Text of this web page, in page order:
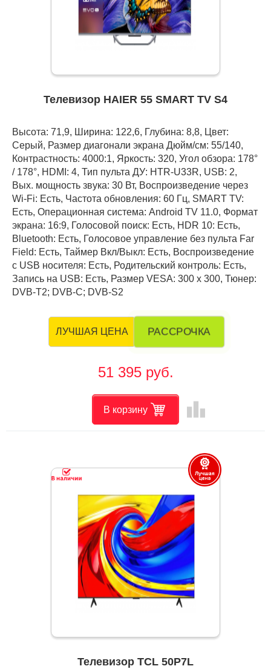
Телевизор HAIER 55 SMART TV S4
Высота: 71,9, Ширина: 122,6, Глубина: 8,8, Цвет:
Серый, Размер диагонали экрана Дюйм/см: 55/140,
Контрастность: 4000:1, Яркость: 320, Угол обзора: 178°
/ 178°, HDMI: 4, Тип пульта ДУ: HTR-U33R, USB: 2,
Вых. мощность звука: 30 Вт, Воспроизведение через
Wi-Fi: Есть, Частота обновления: 60 Гц, SMART TV:
Есть, Операционная система: Android TV 11.0, Формат
экрана: 16:9, Голосовой поиск: Есть, HDR 10: Есть,
Bluetooth: Есть, Голосовое управление без пульта Far
Field: Есть, Таймер Вкл/Выкл: Есть, Воспроизведение
с USB носителя: Есть, Родительский контроль: Есть,
Запись на USB: Есть, Размер VESA: 300 х 300, Тюнер:
DVB-T2; DVB-C; DVB-S2
ЛУЧШАЯ ЦЕНА РАССРОЧКА
51 395 руб.
В корзину leaderboard
Телевизор TCL 50P7L